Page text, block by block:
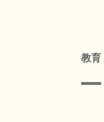
教育